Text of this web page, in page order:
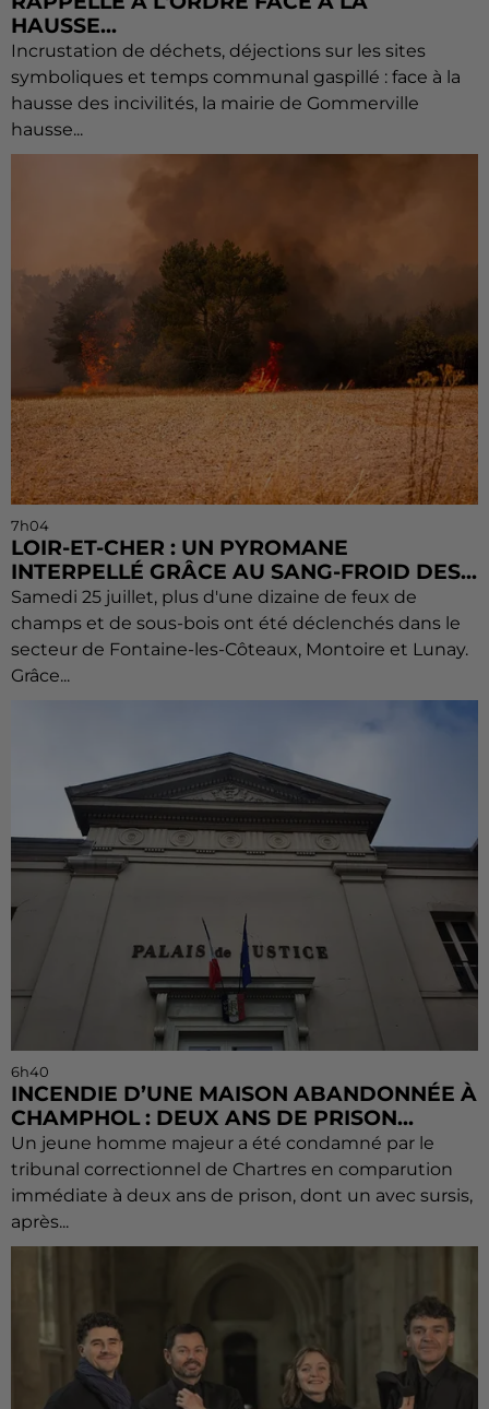
HAUSSE...
Incrustation de déchets, déjections sur les sites
symboliques et temps communal gaspillé : face à la
hausse des incivilités, la mairie de Gommerville
hausse...
7h04
LOIR-ET-CHER : UN PYROMANE
INTERPELLÉ GRÂCE AU SANG-FROID DES...
Samedi 25 juillet, plus d'une dizaine de feux de
champs et de sous-bois ont été déclenchés dans le
secteur de Fontaine-les-Côteaux, Montoire et Lunay.
Grâce...
6h40
INCENDIE D’UNE MAISON ABANDONNÉE À
CHAMPHOL : DEUX ANS DE PRISON...
Un jeune homme majeur a été condamné par le
tribunal correctionnel de Chartres en comparution
immédiate à deux ans de prison, dont un avec sursis,
après...